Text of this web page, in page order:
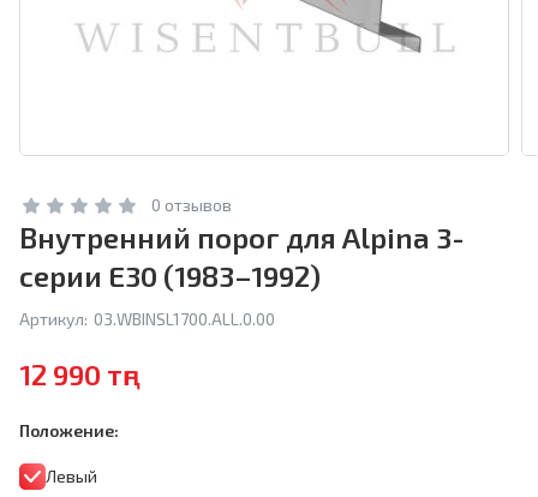
0 отзывов
Внутренний порог для Alpina 3-
серии E30 (1983–1992)
Артикул: 03.WBINSL1700.ALL.0.00
12 990 тңг
Положение:
Левый